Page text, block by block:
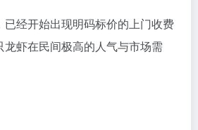
经开始出现明码标价的上门收费
虾在民间极高的人气与市场需